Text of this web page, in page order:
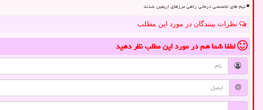
تیم های تخصصی درمانی راهی مرزهای اربعین شدند
نظرات بینندگان در مورد این مطلب
لطفا شما همدر مورد این مطلبنظر دهید